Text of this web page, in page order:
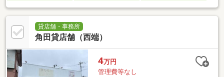
貸店舗・事務所
角田貸店舗（西端）
4万円
管理費等なし